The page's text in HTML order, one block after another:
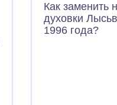
Как заменить
духовки
1996 года?